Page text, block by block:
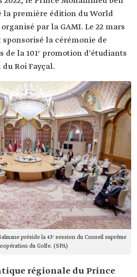
la première édition du World
par la GAMI. Le 22 mars
la cérémonie de
de la 101ᵉ promotion d'étudiants
Roi Fayçal.
préside la 43ᵉ session du Conseil suprême
du Golfe. (SPA)
régionale du Prince